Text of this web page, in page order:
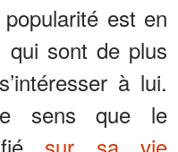
est en
qui sont de plus
à lui.
sens que le